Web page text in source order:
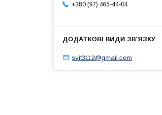
+380 (97) 465-44-04
svit3112@gmail.com